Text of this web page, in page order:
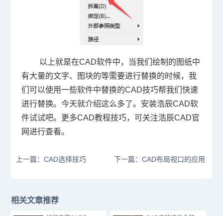
以上就是在CAD软件中，当我们绘制的图纸中
有大量的文字、图块的等需要进行替换的时候，我
们可以使用一些软件中替换的CAD技巧帮我们快速
进行替换。今天就介绍这么多了。安装浩辰CAD软
件试试吧。更多CAD教程技巧，可关注浩辰CAD官
网进行查看。
上一篇：CAD选择技巧 下一篇：CAD布局视口的应用
相关文章推荐